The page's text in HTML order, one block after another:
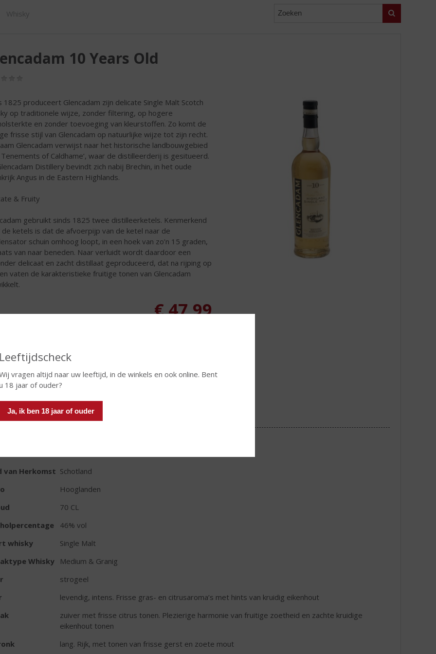
Leeftijdscheck
vragen altijd naar uw leeftijd, in de winkels en ook online. Bent
18 jaar of ouder?
Ja, ik ben 18 jaar of ouder
Zoeken
Whisky
10 Years Old
1825 produceert Glencadam zijn delicate Single Malt Scotch
op traditionele wijze, zonder filtering, op hogere
en zonder toevoeging van kleurstoffen. Zo komt de
frisse stijl van Glencadam op natuurlijke wijze tot zijn recht.
Glencadam verwijst naar het historische landbouwgebied
Tenements of Caldhame’, waar de distilleerderij is gesitueerd.
Distillery bevindt zich nabij Brechin, in het oude
Angus in de Eastern Highlands.
& Fruity
gebruikt sinds 1825 twee distilleerketels. Kenmerkend
ketels is dat de afvoerpijp van de ketel naar de
schuin omhoog loopt, in een hoek van zo’n 15 graden,
van naar beneden. Naar verluidt wordt daardoor een
delicaat en zacht distillaat geproduceerd, dat na rijping op
vaten de karakteristieke fruitige tonen van Glencadam
€47,99
In winkelmand
van Herkomst Schotland
Hooglanden
70 CL
46% vol
whisky
Single Malt
Whisky
Medium & Granig
strogeel
levendig, intens. Frisse gras- en citrusaroma’s met hints van kruidig eikenhout
zuiver met frisse citrus tonen. Plezierige harmonie van fruitige zoetheid en zachte kruidige
eikenhout tonen
lang. Rijk, met tonen van frisse gerst en zoete mout